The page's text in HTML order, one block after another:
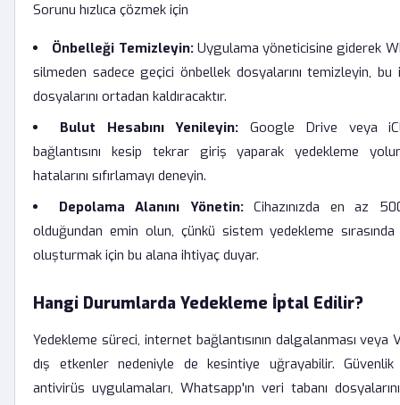
Sorunu hızlıca çözmek için
Önbelleği Temizleyin:Uygulama yöneticisine giderek
silmeden sadece geçici önbellek dosyalarını temizleyin, bu
dosyalarını ortadan kaldıracaktır.
Bulut Hesabını Yenileyin: Google Drive veya
bağlantısını kesip tekrar giriş yaparak yedekleme
hatalarını sıfırlamayı deneyin.
Depolama Alanını Yönetin:Cihazınızda en az
olduğundan emin olun, çünkü sistem yedekleme
oluşturmak için bu alana ihtiyaç duyar.
Hangi Durumlarda Yedekleme İptal Edilir?
Yedekleme süreci, internet bağlantısının dalgalanması veya
dış etkenler nedeniyle de kesintiye uğrayabilir. Güvenlik
antivirüs uygulamaları, Whatsapp'ın veri tabanı